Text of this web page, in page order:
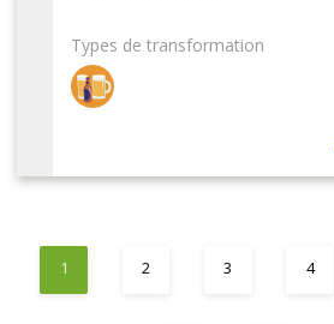
Types de transformation
1 2 3 4